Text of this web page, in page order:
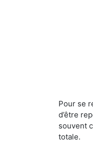
Pour se
d’être
souvent
totale.